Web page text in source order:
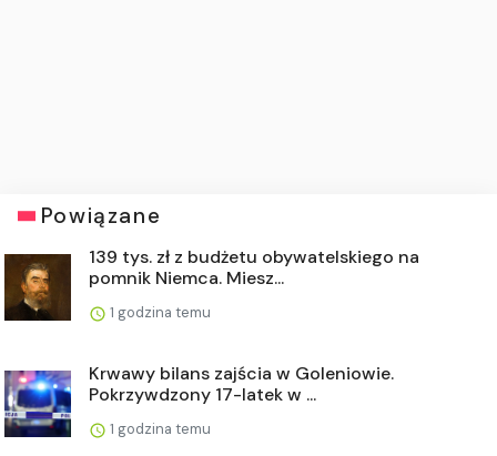
Powiązane
139 tys. zł z budżetu obywatelskiego na
pomnik Niemca. Miesz...
1 godzina temu
Krwawy bilans zajścia w Goleniowie.
Pokrzywdzony 17-latek w ...
1 godzina temu